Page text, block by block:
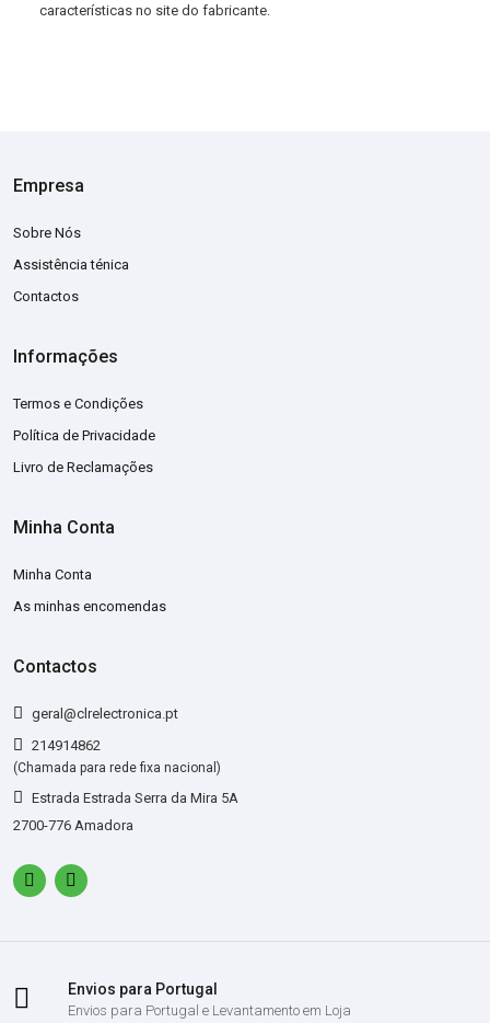
características no site do fabricante.
Empresa
Sobre Nós
Assistência ténica
Contactos
Informações
Termos e Condições
Política de Privacidade
Livro de Reclamações
Minha Conta
Minha Conta
As minhas encomendas
Contactos
geral@clrelectronica.pt
214914862
(Chamada para rede fixa nacional)
Estrada Estrada Serra da Mira 5A
2700-776 Amadora
Envios para Portugal
Envios para Portugal e Levantamento em Loja